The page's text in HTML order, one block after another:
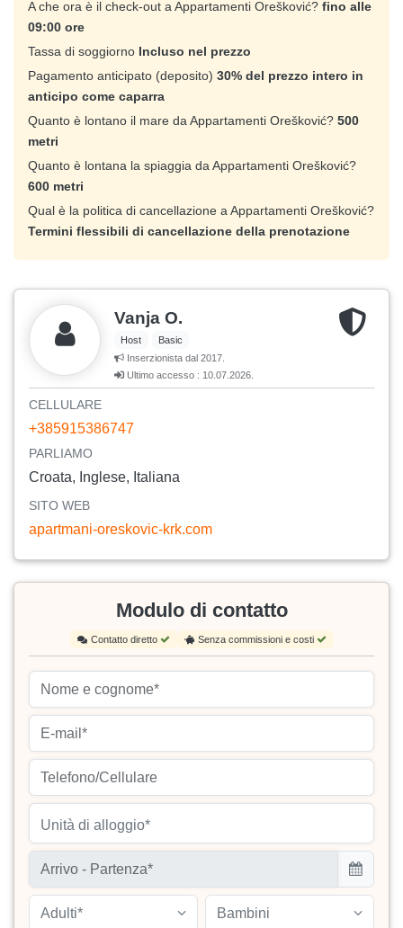
A che ora è il check-out a Appartamenti Orešković? fino alle
09:00 ore
Tassa di soggiorno Incluso nel prezzo
Pagamento anticipato (deposito) 30% del prezzo intero in
anticipo come caparra
Quanto è lontano il mare da Appartamenti Orešković? 500
metri
Quanto è lontana la spiaggia da Appartamenti Orešković?
600 metri
Qual è la politica di cancellazione a Appartamenti Orešković?
Termini flessibili di cancellazione della prenotazione
Vanja O.
Host
Basic
Inserzionista dal 2017.
Ultimo accesso : 10.07.2026.
CELLULARE
+385915386747
PARLIAMO
Croata, Inglese, Italiana
SITO WEB
apartmani-oreskovic-krk.com
Modulo di contatto
Contatto diretto Senza commissioni e costi
Unità di alloggio*
Adulti* Bambini